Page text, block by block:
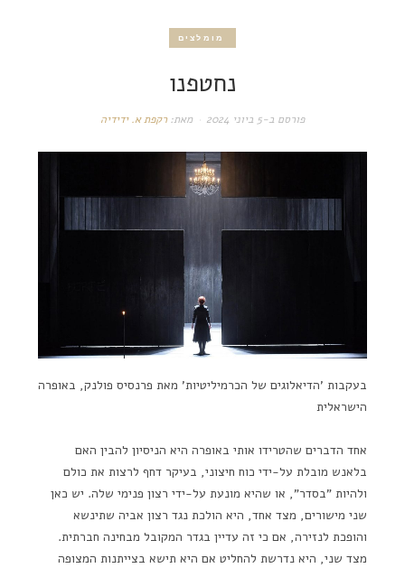
מומלצים
נחטפנו
פורסם ב-5 ביוני 2024 מאת:רקפת א. ידידיה
בעקבות 'הדיאלוגים של הכרמיליטיות' מאת פרנסיס פולנק, באופרה
הישראלית
אחד הדברים שהטרידו אותי באופרה היא הניסיון להבין האם
בלאנש מובלת על-ידי כוח חיצוני, בעיקר דחף לרצות את כולם
ולהיות "בסדר", או שהיא מונעת על-ידי רצון פנימי שלה. יש כאן
שני מישורים, מצד אחד, היא הולכת נגד רצון אביה שתינשא
והופכת לנזירה, אם כי זה עדיין בגדר המקובל מבחינה חברתית.
מצד שני, היא נדרשת להחליט אם היא תישא בצייתנות המצופה